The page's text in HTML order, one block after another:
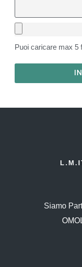
Puoi caricare max 5
Siamo